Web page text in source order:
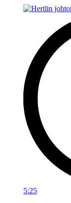
5:25